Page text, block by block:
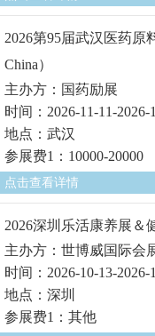
2026第95届武汉医药原
China）
主办方：国药励展
时间：2026-11-11-2026-
地点：武汉
参展费1：10000-20000
点击查看详情
2026深圳乐活康养展＆
主办方：世博威国际会
时间：2026-10-13-2026-
地点：深圳
参展费1：其他